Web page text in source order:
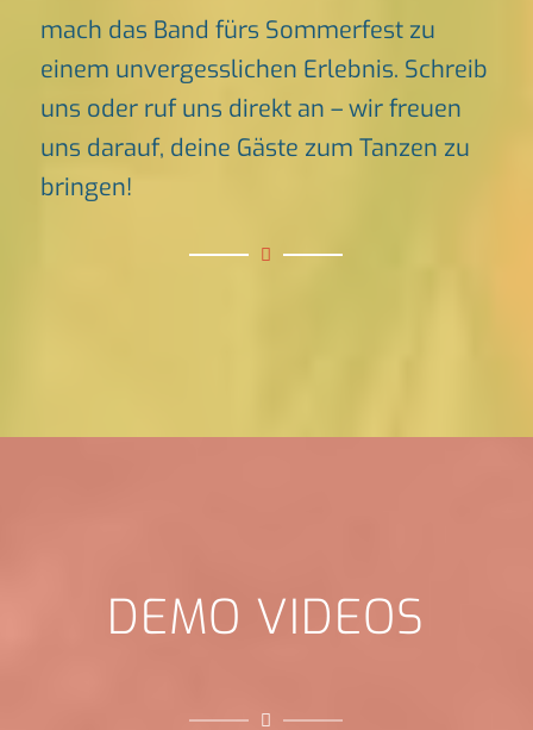
mach das Band fürs Sommerfest zu
einem unvergesslichen Erlebnis. Schreib
uns oder ruf uns direkt an – wir freuen
uns darauf, deine Gäste zum Tanzen zu
bringen!
DEMO VIDEOS